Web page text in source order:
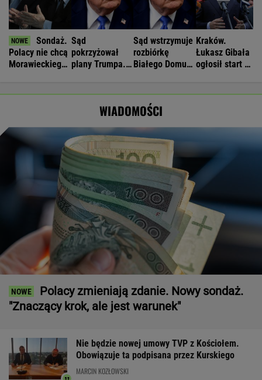
Sondaż.
Polacy nie chcą
Morawieckiego
Sąd
pokrzyżował
plany Trumpa.
historii"
Sąd wstrzymuje
rozbiórkę
Białego Domu.
Kraków.
Łukasz Gibała
ogłosił start w
WIADOMOŚCI
Polacy zmieniają zdanie. Nowy sondaż.
"Znaczący krok, ale jest warunek"
Nie będzie nowej umowy TVP z Kościołem.
Obowiązuje ta podpisana przez Kurskiego
MARCIN KOZŁOWSKI